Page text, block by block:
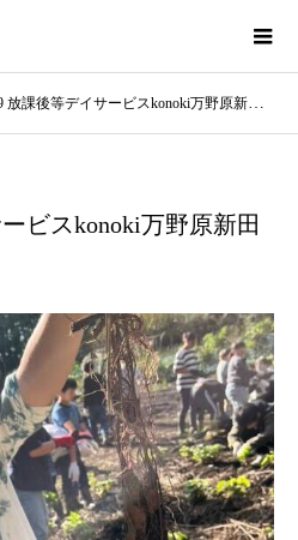
課後等デイサービスkonoki万野原新田 太鼓・お芋ほり
ビスkonoki万野原新田